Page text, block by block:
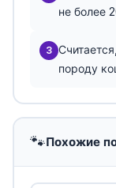
не более
3
породу
🐾Похожие